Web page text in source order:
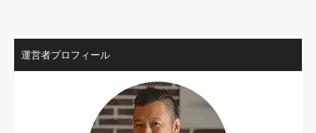
運営者プロフィール